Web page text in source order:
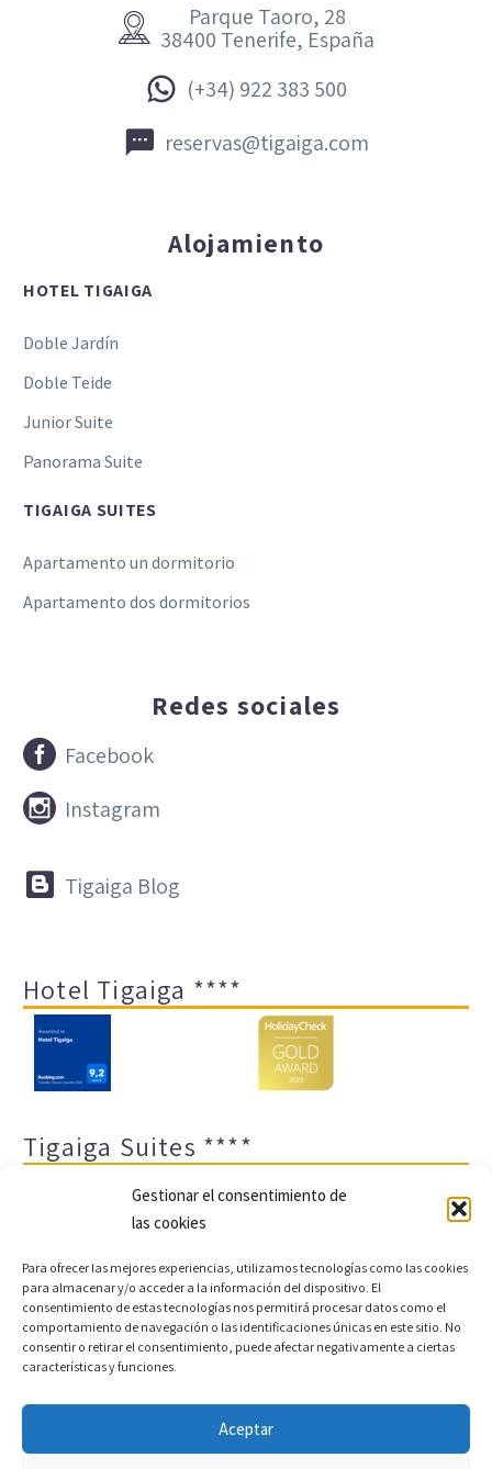
Gestionar el consentimiento de
las cookies
Para ofrecer las mejores experiencias, utilizamos tecnologías como las cookies
para almacenar y/o acceder a la información del dispositivo. El
consentimiento de estas tecnologías nos permitirá procesar datos como el
comportamiento de navegación o las identificaciones únicas en este sitio. No
consentir o retirar el consentimiento, puede afectar negativamente a ciertas
características y funciones.
Aceptar


Parque Taoro, 28
38400 Tenerife, España

 (+34) 922 383 500

 reservas@tigaiga.com
Alojamiento
HOTEL TIGAIGA
Doble Jardín
Doble Teide
Junior Suite
Panorama Suite
TIGAIGA SUITES
Apartamento un dormitorio
Apartamento dos dormitorios
Redes sociales

 Facebook

 Instagram

 Tigaiga Blog
Hotel Tigaiga ****
Tigaiga Suites ****
Aviso legal y política de privacidad
Transparencia
Cookies
Sitemap